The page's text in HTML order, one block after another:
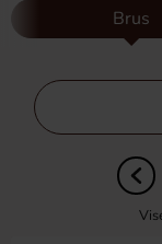
Brus
Hopp
over